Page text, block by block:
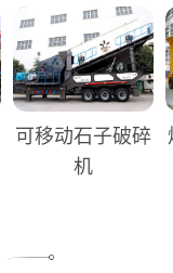
可移动石子破碎
机